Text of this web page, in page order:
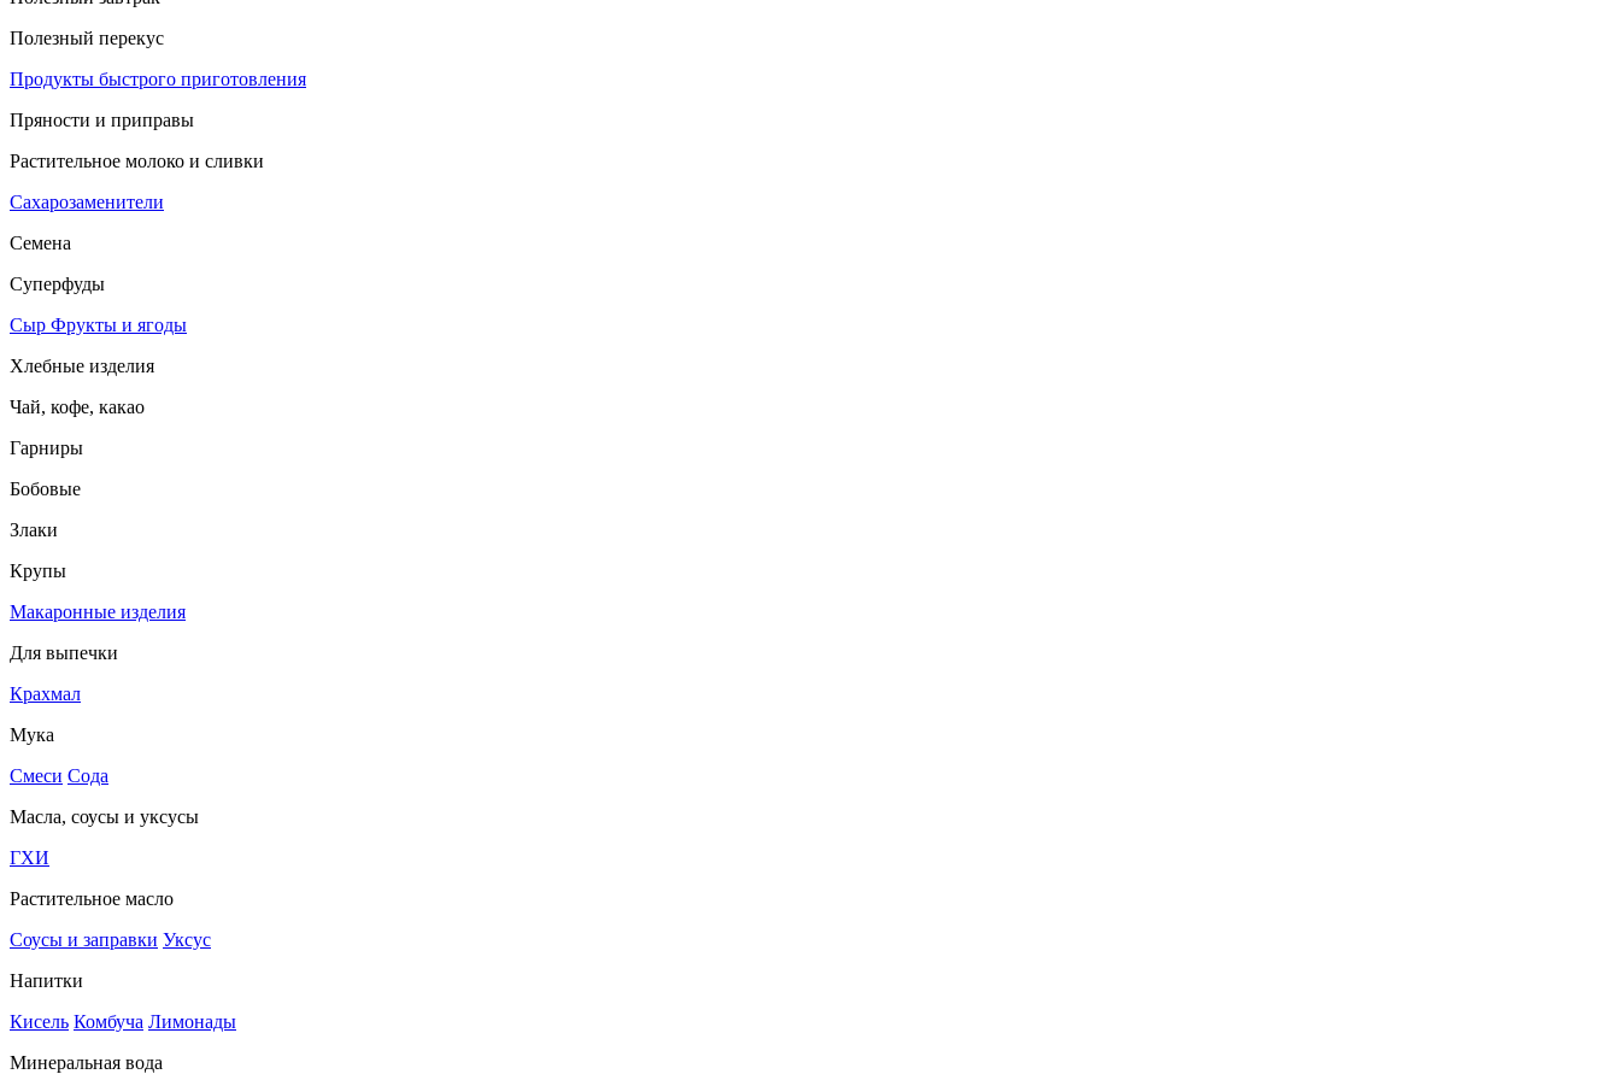
Полезный перекус
Продукты быстрого приготовления
Пряности и приправы
Растительное молоко и сливки
Сахарозаменители
Семена
Суперфуды
Сыр Фрукты и ягоды
Хлебные изделия
Чай, кофе, какао
Гарниры
Бобовые
Злаки
Крупы
Макаронные изделия
Для выпечки
Крахмал
Мука
Смеси Сода
Масла, соусы и уксусы
ГХИ
Растительное масло
Соусы и заправки Уксус
Напитки
Кисель Комбуча Лимонады
Минеральная вода